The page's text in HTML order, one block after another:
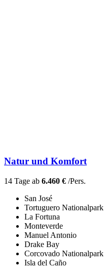
Natur und Komfort
14 Tage ab 6.460 € /Pers.
San José
Tortuguero Nationalpark
La Fortuna
Monteverde
Manuel Antonio
Drake Bay
Corcovado Nationalpark
Isla del Caño